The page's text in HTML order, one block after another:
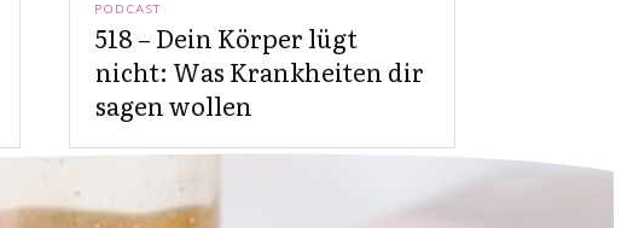
PODCAST
518 – Dein Körper lügt
nicht: Was Krankheiten dir
sagen wollen